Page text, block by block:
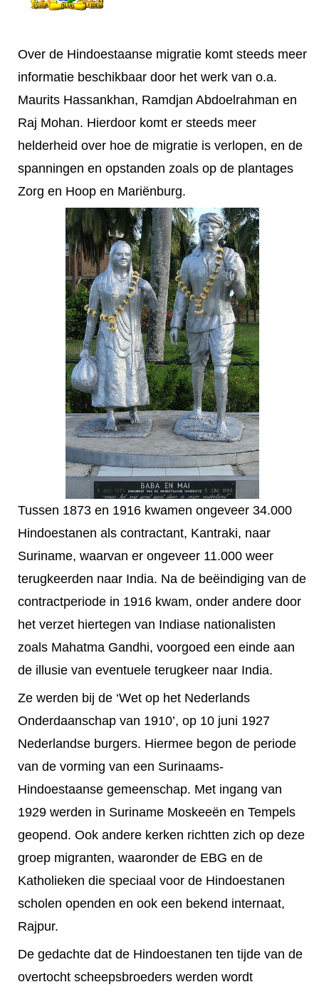
Over de Hindoestaanse migratie komt steeds meer
informatie beschikbaar door het werk van o.a.
Maurits Hassankhan, Ramdjan Abdoelrahman en
Raj Mohan. Hierdoor komt er steeds meer
helderheid over hoe de migratie is verlopen, en de
spanningen en opstanden zoals op de plantages
Zorg en Hoop en Mariënburg.
Tussen 1873 en 1916 kwamen ongeveer 34.000
Hindoestanen als contractant, Kantraki, naar
Suriname, waarvan er ongeveer 11.000 weer
terugkeerden naar India. Na de beëindiging van de
contractperiode in 1916 kwam, onder andere door
het verzet hiertegen van Indiase nationalisten
zoals Mahatma Gandhi, voorgoed een einde aan
de illusie van eventuele terugkeer naar India.
Ze werden bij de ‘Wet op het Nederlands
Onderdaanschap van 1910’, op 10 juni 1927
Nederlandse burgers. Hiermee begon de periode
van de vorming van een Surinaams-
Hindoestaanse gemeenschap. Met ingang van
1929 werden in Suriname Moskeeën en Tempels
geopend. Ook andere kerken richtten zich op deze
groep migranten, waaronder de EBG en de
Katholieken die speciaal voor de Hindoestanen
scholen openden en ook een bekend internaat,
Rajpur.
De gedachte dat de Hindoestanen ten tijde van de
overtocht scheepsbroeders werden wordt